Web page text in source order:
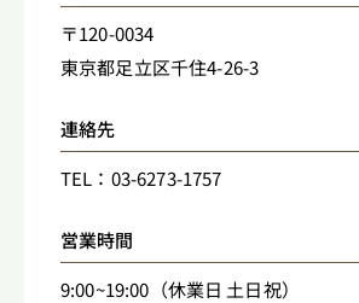
〒120-0034
東京都足立区千住4-26-3
連絡先
TEL：03-6273-1757
営業時間
9:00~19:00（休業日 土日祝）